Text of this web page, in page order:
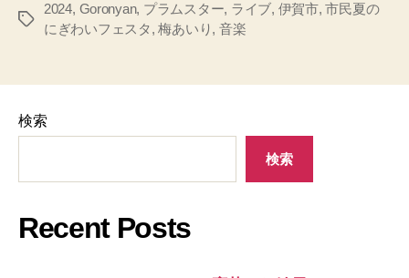
タ
2024, Goronyan, プラムスター, ライブ, 伊賀市,市民夏の
にぎわいフェスタ ,梅あいり, 音楽
検索
検索
Recent Posts